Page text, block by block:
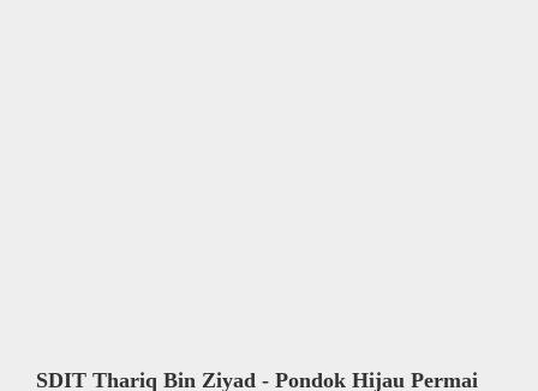
SDIT Thariq Bin Ziyad - Pondok Hijau Permai